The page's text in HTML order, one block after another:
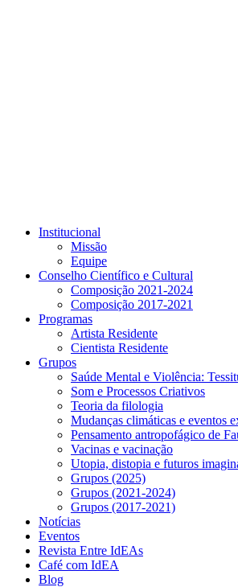
Institucional
Missão
Equipe
Conselho Científico e Cultural
Composição 2021-2024
Composição 2017-2021
Programas
Artista Residente
Cientista Residente
Grupos
Saúde Mental e Violência:
Som e Processos Criativos
Teoria da filologia
Mudanças climáticas e eventos
Pensamento antropofágico de
Vacinas e vacinação
Utopia, distopia e futuros
Grupos (2025)
Grupos (2021-2024)
Grupos (2017-2021)
Notícias
Eventos
Revista Entre IdEAs
Café com IdEA
Blog